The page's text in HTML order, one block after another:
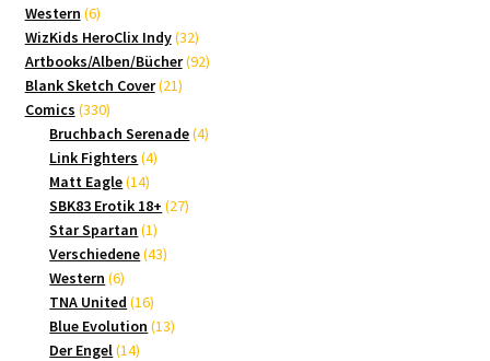
Western 66
Produkte
WizKids HeroClix Indy 3232
Produkte
Artbooks/Alben/Bücher 9292
Blank Sketch Cover 2121
Comics 330330
Produkte
Bruchbach Serenade 44
Link Fighters 44
Matt Eagle 1414
Produkte
SBK83 Erotik 18+ 2727
Star Spartan 11
Produkt
Verschiedene 4343
Western 66
Produkte
TNA United 1616
Produkte
Blue Evolution 1313
Der Engel 1414